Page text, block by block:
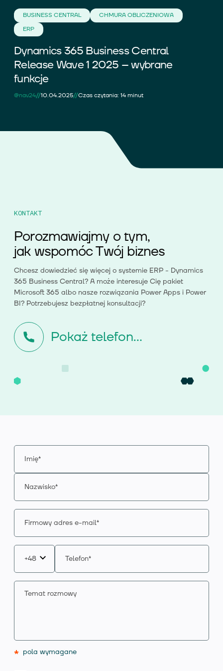
BUSINESS CENTRAL
CHMURA OBLICZENIOWA
ERP
Dynamics 365 Business Central
Release Wave 1 2025 – wybrane
funkcje
@nav24//10.04.2025//Czas czytania: 14 minut
KONTAKT
Porozmawiajmy o tym,
jak wspomóc Twój biznes
Chcesz dowiedzieć się więcej o systemie ERP - Dynamics
365 Business Central? A może interesuje Cię pakiet
Microsoft 365 albo nasze rozwiązania Power Apps i Power
BI? Potrzebujesz bezpłatnej konsultacji?
Pokaż telefon...
* pola wymagane